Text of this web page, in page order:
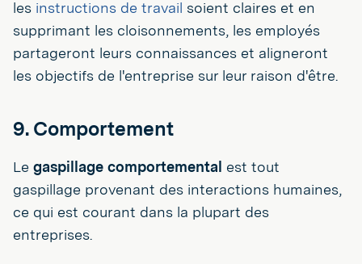
les instructions de travail soient claires et en
supprimant les cloisonnements, les employés
partageront leurs connaissances et aligneront
les objectifs de l'entreprise sur leur raison d'être.
9. Comportement
Le gaspillage comportemental est tout
gaspillage provenant des interactions humaines,
ce qui est courant dans la plupart des
entreprises.